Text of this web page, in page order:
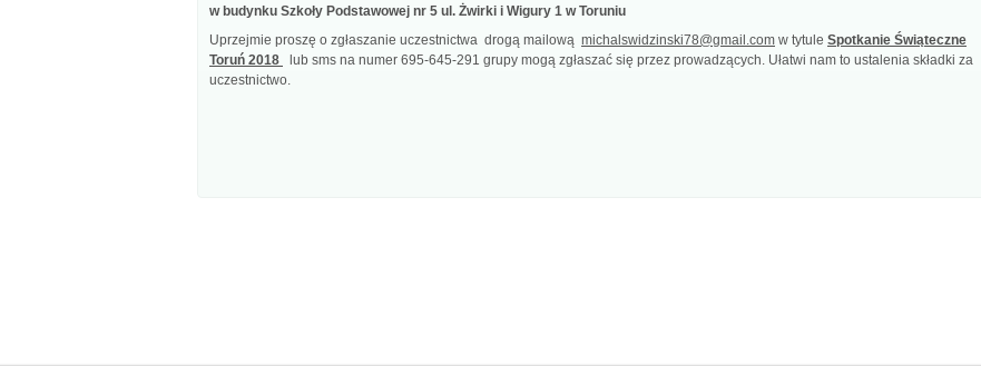
w budynku Szkoły Podstawowej nr 5 ul. Żwirki i Wigury 1 w Toruniu
Uprzejmie proszę o zgłaszanie uczestnictwa drogą mailową michalswidzinski78@gmail.com w tytule Spotkanie Świąteczne
Toruń 2018
lub sms na numer 695-645-291 grupy mogą zgłaszać się przez prowadzących. Ułatwi nam to ustalenia składki za
uczestnictwo.